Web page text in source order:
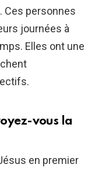
Ces personnes
journées à
Elles ont une
vous la
en premier